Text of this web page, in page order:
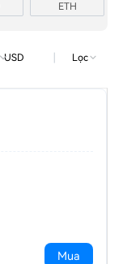
ETH
USD | Lọc
Mua